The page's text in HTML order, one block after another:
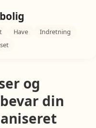
Have
Indretning
og
din